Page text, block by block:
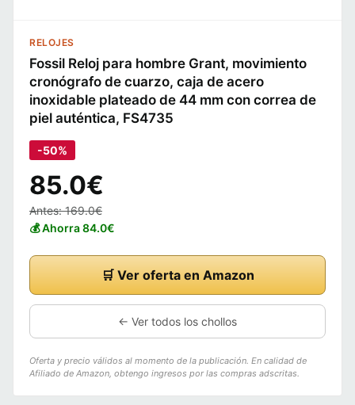
RELOJES
Fossil Reloj para hombre Grant, movimiento
cronógrafo de cuarzo, caja de acero
inoxidable plateado de 44 mm con correa de
piel auténtica, FS4735
-50%
85.0€
Antes: 169.0€
💰 Ahorra 84.0€
🛒 Ver oferta en Amazon
← Ver todos los chollos
Oferta y precio válidos al momento de la publicación. En calidad de
Afiliado de Amazon, obtengo ingresos por las compras adscritas.